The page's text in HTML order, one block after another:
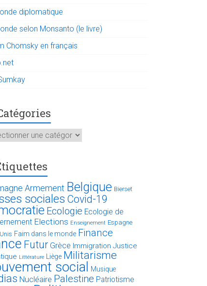
diplomatique
selon Monsanto (le livre)
Chomsky en français
Armement Belgique Bierset
sociales Covid-19
Ecologie Ecologie de
Elections Enseignement Espagne
Faim dans le monde Finance
Futur Grèce Immigration Justice
Littérature Liège Militarisme
social Musique
Nucléaire Palestine Patriotisme